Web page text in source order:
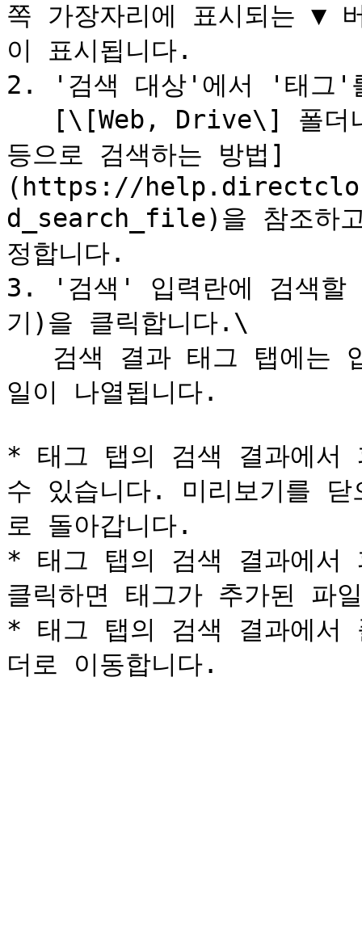
쪽 가장자리에 표시되는 ▼
이 표시됩니다.
2. '검색 대상'에서 '태그'
등으로 검색하는 방법]
(https://
d_search_file)을 참조하
정합니다.
3. '검색' 입력란에 검색할
기)을 클릭합니다.\
일이 나열됩니다.
* 태그 탭의 검색 결과에서
수 있습니다. 미리보기를
로 돌아갑니다.
* 태그 탭의 검색 결과에서
클릭하면 태그가 추가된 파
* 태그 탭의 검색 결과에서